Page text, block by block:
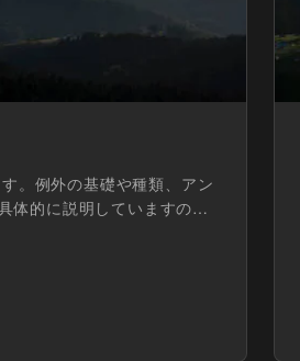
。例外の基礎や種類、アン
体的に説明していますの